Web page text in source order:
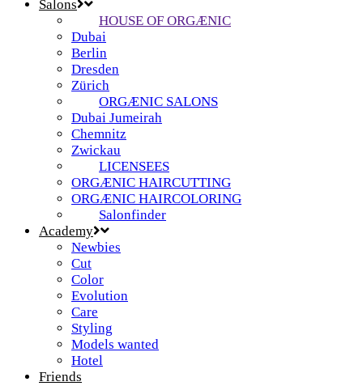
Salons
HOUSE OF ORGÆNIC
Dubai
Berlin
Dresden
Zürich
ORGÆNIC SALONS
Dubai Jumeirah
Chemnitz
Zwickau
LICENSEES
ORGÆNIC HAIRCUTTING
ORGÆNIC HAIRCOLORING
Salonfinder
Academy
Newbies
Cut
Color
Evolution
Care
Styling
Models wanted
Hotel
Friends